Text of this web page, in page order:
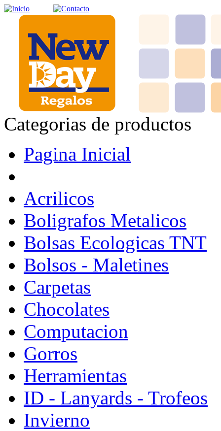
Categorias de productos
Pagina Inicial
Acrilicos
Boligrafos Metalicos
Bolsas Ecologicas TNT
Bolsos - Maletines
Carpetas
Chocolates
Computacion
Gorros
Herramientas
ID - Lanyards - Trofeos
Invierno